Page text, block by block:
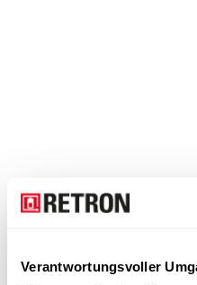
Verantwortungsvoller